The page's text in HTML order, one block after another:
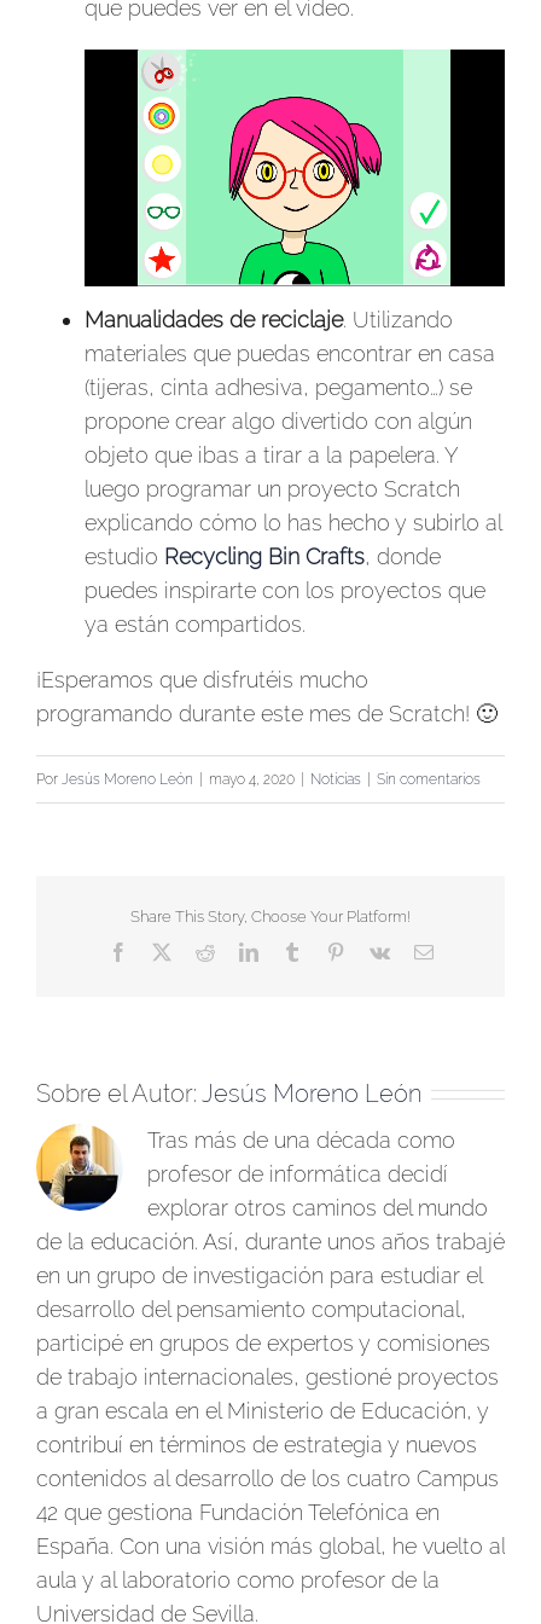
que puedes ver en el vídeo.
Manualidades de reciclaje. Utilizando
materiales que puedas encontrar en casa
(tijeras, cinta adhesiva, pegamento…) se
propone crear algo divertido con algún
objeto que ibas a tirar a la papelera. Y
luego programar un proyecto Scratch
explicando cómo lo has hecho y subirlo al
estudio Recycling Bin Crafts, donde
puedes inspirarte con los proyectos que
ya están compartidos.
¡Esperamos que disfrutéis mucho
programando durante este mes de Scratch! 🙂
Por Jesús Moreno León mayo 4, 2020 Noticias Sin comentarios
Share This Story, Choose Your Platform!
Facebook RedditLinkedInTumblr Pinterest
Vk
Correo
Sobre el Autor: Jesús Moreno León
Tras más de una década como
profesor de informática decidí
explorar otros caminos del mundo
de la educación. Así, durante unos años trabajé
en un grupo de investigación para estudiar el
desarrollo del pensamiento computacional,
participé en grupos de expertos y comisiones
de trabajo internacionales, gestioné proyectos
a gran escala en el Ministerio de Educación, y
contribuí en términos de estrategia y nuevos
contenidos al desarrollo de los cuatro Campus
42 que gestiona Fundación Telefónica en
España. Con una visión más global, he vuelto al
aula y al laboratorio como profesor de la
Universidad de Sevilla.